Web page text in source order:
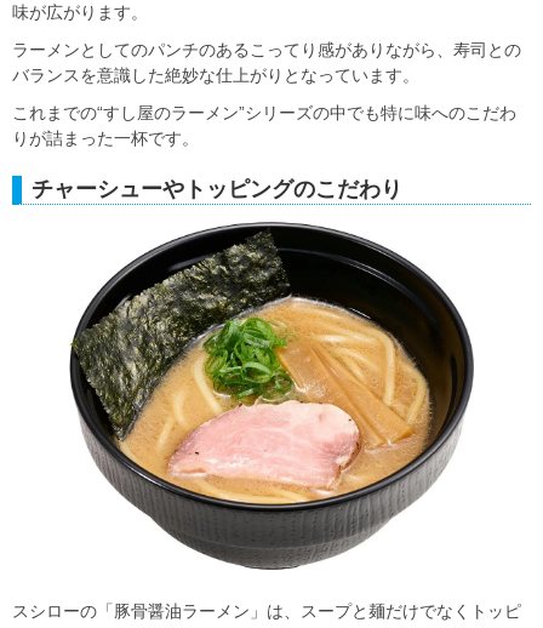
味が広がります。
ラーメンとしてのパンチのあるこってり感がありながら、寿司との
バランスを意識した絶妙な仕上がりとなっています。
これまでの“すし屋のラーメン”シリーズの中でも特に味へのこだわ
りが詰まった一杯です。
チャーシューやトッピングのこだわり
スシローの「豚骨醤油ラーメン」は、スープと麺だけでなくトッピ